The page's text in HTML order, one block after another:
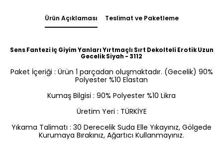
Ürün Açıklaması Teslimat ve Paketleme
Sens Fantezi İç Giyim Yanları Yırtmaçlı Sırt Dekolteli Erotik Uzun
Gecelik Siyah - 3112
Paket İçeriği : Ürün 1 parçadan oluşmaktadır. (Gecelik) 90%
Polyester %10 Elastan
Kumaş Bilgisi : 90% Polyester %10 Likra
Üretim Yeri : TÜRKİYE
Yıkama Talimatı : 30 Derecelik Suda Elle Yıkayınız, Gölgede
Kurumaya Bırakınız, Ağartıcı Kullanmayınız.